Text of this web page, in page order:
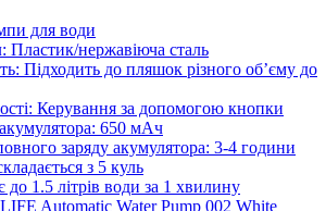
для води
Пластик/нержавіюча сталь
Підходить до пляшок різного об’єму до
Керування за допомогою кнопки
650 мАч
заряду акумулятора: 3-4 години
з 5 куль
до 1.5 літрів води за 1 хвилину
Automatic Water Pump 002 White